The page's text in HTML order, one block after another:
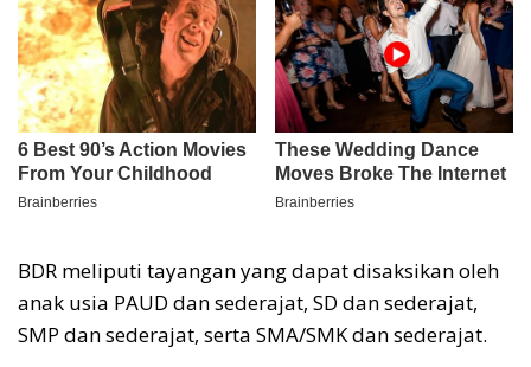
BDR meliputi tayangan yang dapat disaksikan oleh
anak usia PAUD dan sederajat, SD dan sederajat,
SMP dan sederajat, serta SMA/SMK dan sederajat.